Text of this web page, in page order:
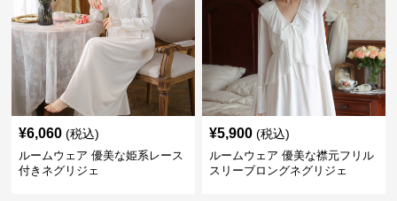
¥6,060 (税込)
ルームウェア 優美な姫系レース
付きネグリジェ
¥5,900 (税込)
ルームウェア 優美な襟元フリル
スリーブロングネグリジェ